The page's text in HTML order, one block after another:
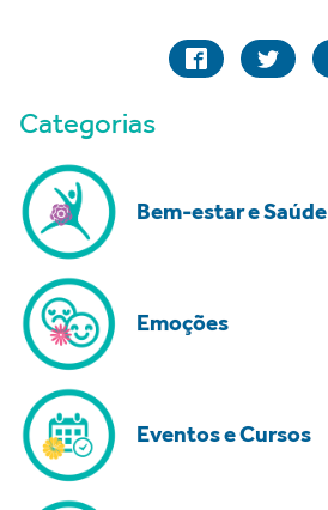
Categorias
Bem-estar e Saúde
Emoções
Eventos e Cursos